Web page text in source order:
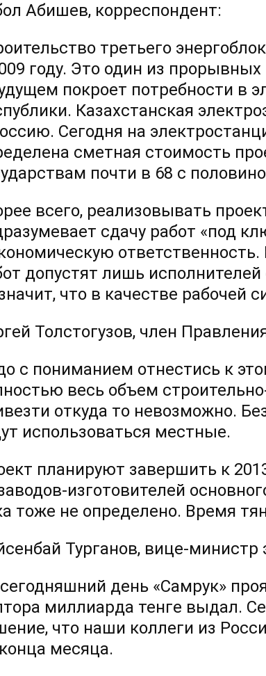
Абишев, корреспондент:
третьего
году. Это один из
покроет потребности в
Казахстанская
Сегодня на
сметная стоимость
почти в 68 с
всего, реализовывать
сдачу работ «под
допустят лишь
что в качестве
Толстогузов, член
с пониманием отнестись к
весь объем
откуда то невозможно.
использоваться местные.
планируют завершить к
изготовителей
тоже не определено. Время
Турганов, вице-
день «Самрук»
миллиарда тенге выдал.
что наши коллеги из
месяца.